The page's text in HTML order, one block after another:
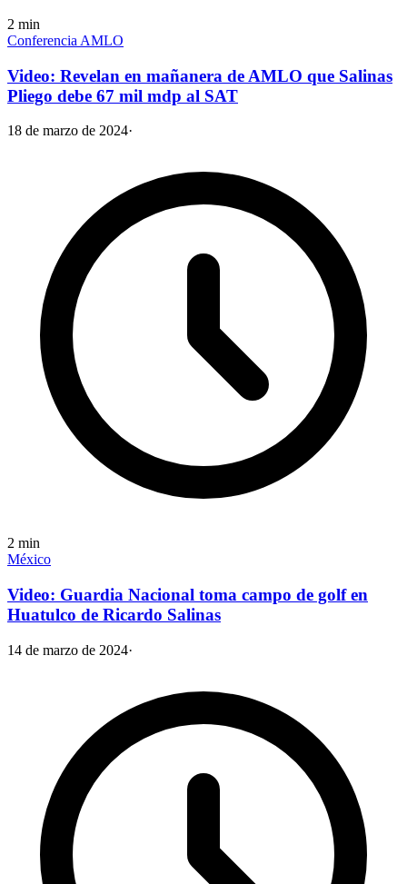
2 min
Conferencia AMLO
Video: Revelan en mañanera de AMLO que Salinas
Pliego debe 67 mil mdp al SAT
18 de marzo de 2024·
2 min
México
Video: Guardia Nacional toma campo de golf en
Huatulco de Ricardo Salinas
14 de marzo de 2024·